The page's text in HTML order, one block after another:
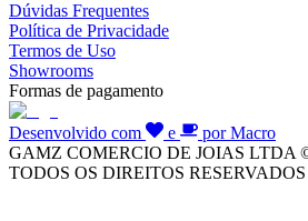
Dúvidas Frequentes
Política de Privacidade
Termos de Uso
Showrooms
Formas de pagamento
Desenvolvido com e
por Macro
GAMZ COMERCIO DE JOIAS LTDA
TODOS OS DIREITOS RESERVADOS